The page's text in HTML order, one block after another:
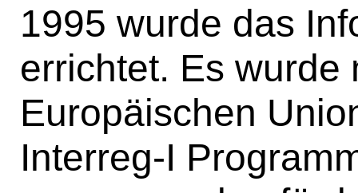
1995 wurde das
errichtet. Es wurde
Europäischen
Interreg-I